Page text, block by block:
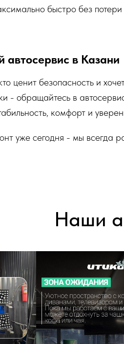
быстро без
в Казани
ценит безопасность и
- обращайтесь в
комфорт и
уже сегодня - мы всегда
Наши